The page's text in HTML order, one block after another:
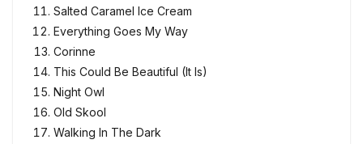
Salted Caramel Ice Cream
Everything Goes My Way
Corinne
This Could Be Beautiful (It Is)
Night Owl
Old Skool
Walking In The Dark